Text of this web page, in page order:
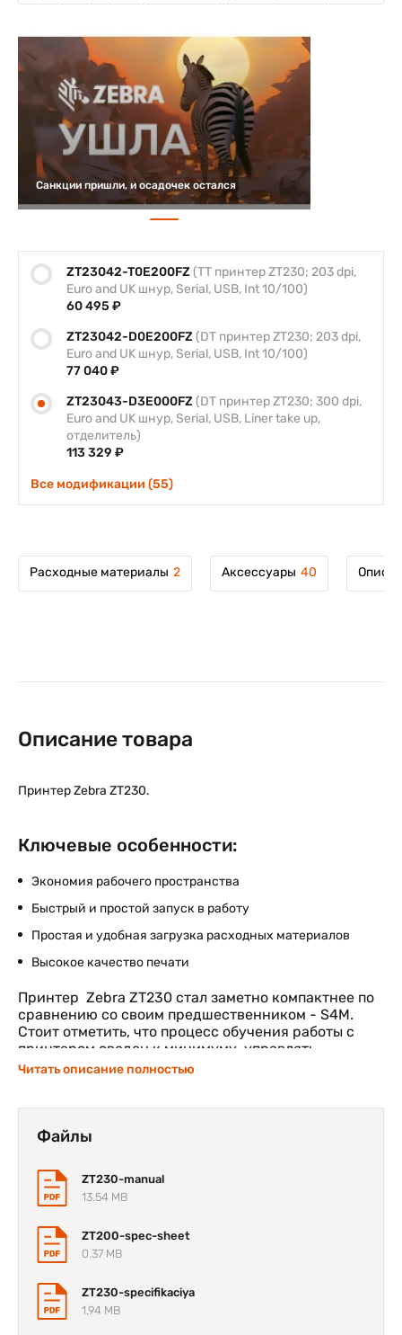
ZT23042-T0E200FZ (TT принтер ZT230; 203 dpi,
Euro and UK шнур, Serial, USB, Int 10/100)
60 495 ₽
ZT23042-D0E200FZ (DT принтер ZT230; 203 dpi,
Euro and UK шнур, Serial, USB, Int 10/100)
77 040 ₽
ZT23043-D3E000FZ (DT принтер ZT230; 300 dpi,
Euro and UK шнур, Serial, USB, Liner take up,
отделитель)
113 329 ₽
Все модификации (55)
Санкции пришли, и осадочек остался
Расходные материалы 2 Аксессуары 40
Описание товара
Принтер Zebra ZT230.
Ключевые особенности:
Экономия рабочего пространства
Быстрый и простой запуск в работу
Простая и удобная загрузка расходных материалов
Высокое качество печати
Принтер Zebra ZT230 стал заметно компактнее по
сравнению со своим предшественником - S4M.
Стоит отметить, что процесс обучения работы с
принтером сведен к минимуму, управлять
устройством очень легко и удобно. Благодаря
мероприятия, связанные с обслуживанием
Компактный дизайн
корпуса Zebra ZT230
За счет существенного изменения внешних габаритов,
пространство ограничено. Разработанная специальным
образом крышка принтера не требует дополнительного
Читать описание полностью
Файлы
ZT230-manual
13.54 MB
ZT200-spec-sheet
0.37 MB
ZT230-specifikaciya
1.94 MB